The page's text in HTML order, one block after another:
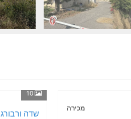
10
שדה ורבורג
מכירה